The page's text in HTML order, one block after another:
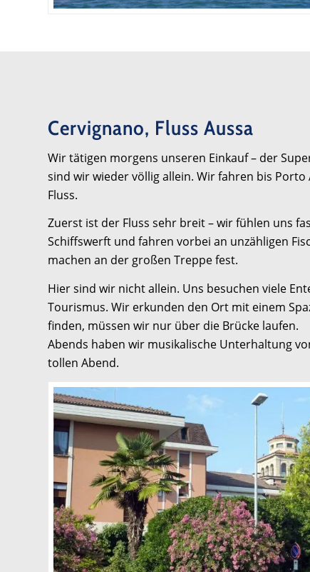
Cervignano, Fluss Aussa
Wir tätigen morgens unseren Einkauf – der
sind wir wieder völlig allein. Wir fahren bis
Fluss.
Zuerst ist der Fluss sehr breit – wir fühlen uns
Schiffswerft und fahren vorbei an unzähligen
machen an der großen Treppe fest.
Hier sind wir nicht allein. Uns besuchen viele
Tourismus. Wir erkunden den Ort mit einem
finden, müssen wir nur über die Brücke laufen.
Abends haben wir musikalische Unterhaltung
tollen Abend.